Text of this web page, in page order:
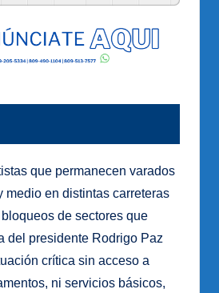
que permanecen varados
medio en distintas carreteras
de sectores que
del presidente Rodrigo Paz
crítica sin acceso a
ni servicios básicos,